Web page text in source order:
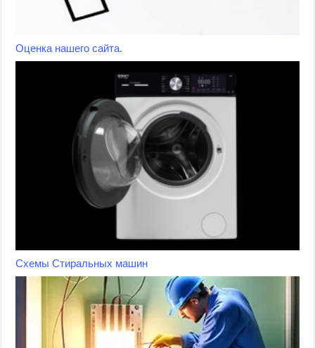
Оценка нашего сайта.
Схемы Стиральных машин